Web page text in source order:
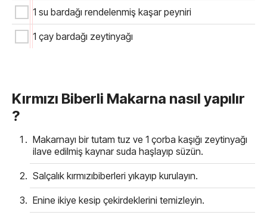
1 su bardağı rendelenmiş kaşar peyniri
1 çay bardağı zeytinyağı
Kırmızı Biberli Makarna nasıl yapılır
?
Makarnayı bir tutam tuz ve 1 çorba kaşığı zeytinyağı
ilave edilmiş kaynar suda haşlayıp süzün.
Salçalık kırmızıbiberleri yıkayıp kurulayın.
Enine ikiye kesip çekirdeklerini temizleyin.